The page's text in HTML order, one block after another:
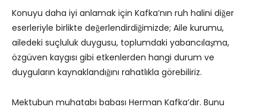
Konuyu daha iyi anlamak için Kafka’nın ruh halini diğer
eserleriyle birlikte değerlendirdiğimizde; Aile kurumu,
ailedeki suçluluk duygusu, toplumdaki yabancılaşma,
özgüven kaygısı gibi etkenlerden hangi durum ve
duyguların kaynaklandığını rahatlıkla görebiliriz.
Mektubun muhatabı babası Herman Kafka’dır. Bunu